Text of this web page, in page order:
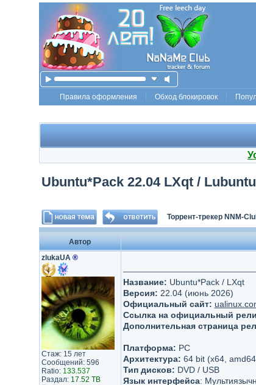
Правила оформления Обход блокировок
Ubuntu*Pack 22.04 LXqt /
Торрент-трекер NNM-
Автор
zlukaUA ®
Стаж: 15 лет
Сообщений: 596
Ratio: 133.537
Раздал: 17.52 TB
Название: Ubuntu*Pack / LXqt
Версия: 22.04 (июнь 2026)
Официальный сайт:
Ссылка на официальный
Дополнительная страница
Платформа: PC
Архитектура: 64 bit (x64,
Тип дисков: DVD / USB
Язык интерфейса: